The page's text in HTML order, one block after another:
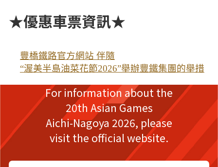
★優惠車票資訊★
豐橋鐵路官方網站 伴隨
“渥美半島油菜花節2026”舉辦豐鐵集團的舉措
For information about the
20th Asian Games
Aichi-Nagoya 2026, please
visit the official website.